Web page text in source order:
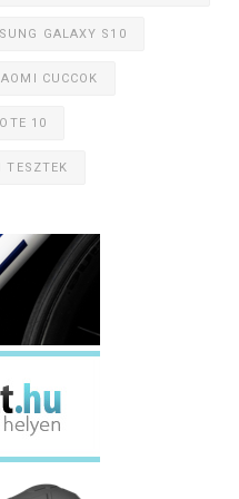
GALAXY S10
CUCCOK
10
TESZTEK